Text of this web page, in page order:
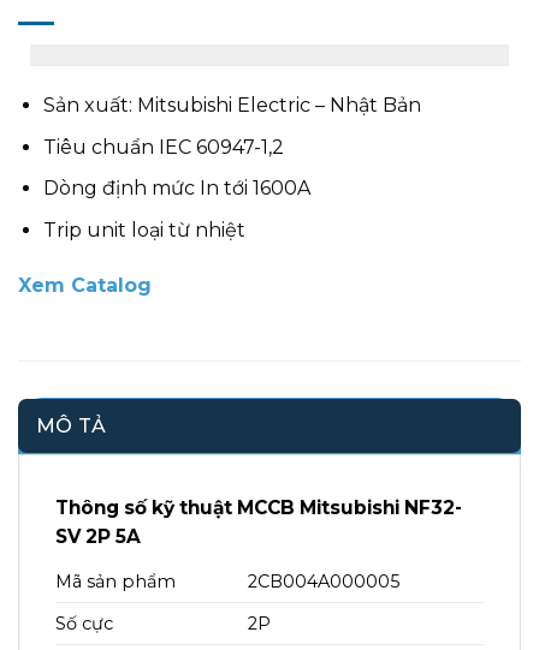
Sản xuất: Mitsubishi Electric – Nhật Bản
Tiêu chuẩn IEC 60947-1,2
Dòng định mức In tới 1600A
Trip unit loại từ nhiệt
Xem Catalog
MÔ TẢ
Thông số kỹ thuật MCCB Mitsubishi NF32-
SV 2P 5A
Mã sản phẩm
2CB004A000005
Số cực
2P